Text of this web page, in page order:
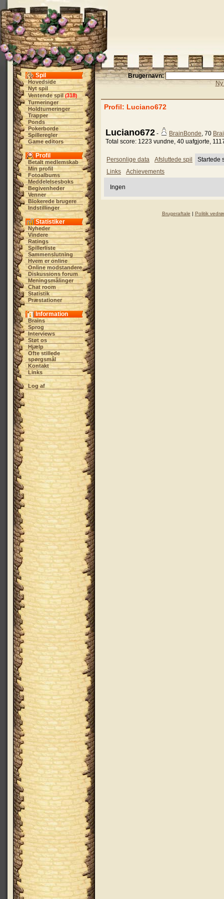
Spil
Hovedside
Nyt spil
Ventende spil (318)
Turneringer
Holdturneringer
Trapper
Ponds
Pokerborde
Spilleregler
Game editors
Profil
Betalt medlemskab
Min profil
Fotoalbums
Meddelelsesboks
Begivenheder
Venner
Blokerede brugere
Indstillinger
Statistiker
Nyheder
Vindere
Ratings
Spillerliste
Sammenslutning
Hvem er online
Online modstandere
Diskussions forum
Meningsmålinger
Chat room
Statistik
Præstationer
Information
Brains
Sprog
Interviews
Støt os
Hjælp
Ofte stillede
spørgsmål
Kontakt
Links
Log af
Brugernavn:
Profil: Luciano672
Luciano672 - BrainBonde, 70
Total score: 1223 vundne, 40 uafgjorte,
Personlige data Afsluttede spil
Startede
Links
Achievements
Ingen
Brugeraftale | Politik